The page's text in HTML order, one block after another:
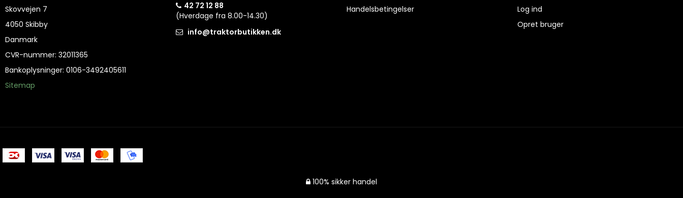
Skovvejen 7
4050 Skibby
Danmark
CVR-nummer: 32011365
Bankoplysninger: 0106-3492405611
Sitemap
42 72 12 88
(Hverdage fra 8.00-14.30)
info@traktorbutikken.dk
Handelsbetingelser
Log ind
Opret bruger
100% sikker handel